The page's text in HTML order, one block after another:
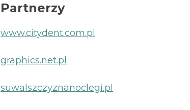
Partnerzy
www.citydent.com.pl
graphics.net.pl
suwalszczyznanoclegi.pl